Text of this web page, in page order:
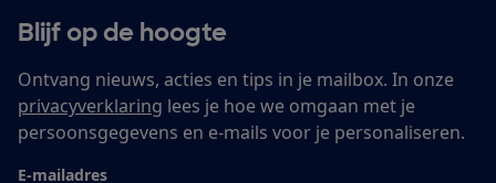
Blijf op de hoogte
Ontvang nieuws, acties en tips in je mailbox. In onze
privacyverklaring lees je hoe we omgaan met je
persoonsgegevens en e-mails voor je personaliseren.
E-mailadres